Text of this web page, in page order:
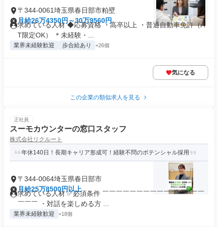
〒344-0061埼玉県春日部市粕壁
月給26万4350円～30万9560円
求めている人材 ◆応募資格 ・高卒以上 ・普通自動車免許（A
T限定OK） ＊未経験・...
業界未経験歓迎 歩合給あり +26個
気になる
この企業の類似求人を見る
正社員
スーモカウンターの窓口スタッフ
株式会社リクルート
年休140日！長期キャリア形成可！経験不問のポテンシャル採用
〒344-0064埼玉県春日部市
月給25万8500円以上
求めている人材 ✅必須条件 ￣￣￣￣￣￣￣￣￣￣￣￣￣￣￣
￣￣￣ ・対話を楽しめる方 ...
業界未経験歓迎 +18個